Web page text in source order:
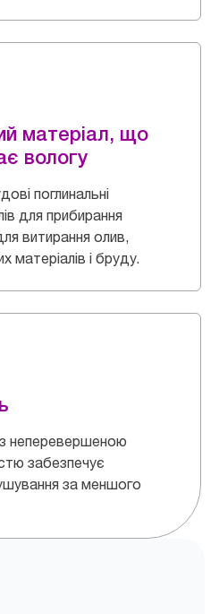
матеріал, що
вологу
поглинальні
для прибирання
витирання олив,
матеріалів і бруду.
неперевершеною
забезпечує
за меншого